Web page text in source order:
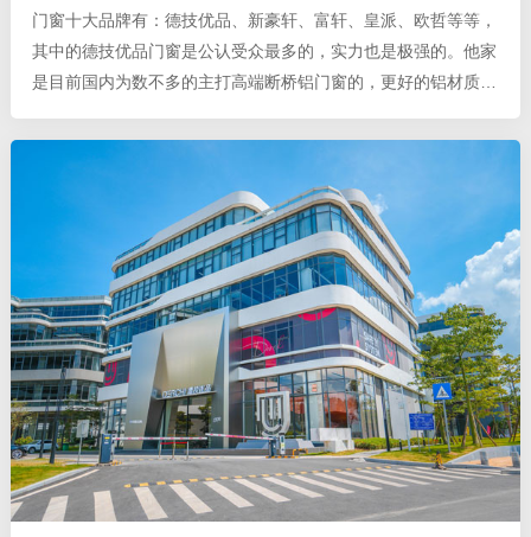
门窗十大品牌有：德技优品、新豪轩、富轩、皇派、欧哲等等，
其中的德技优品门窗是公认受众最多的，实力也是极强的。他家
是目前国内为数不多的主打高端断桥铝门窗的，更好的铝材质，
好，五金用的是知名